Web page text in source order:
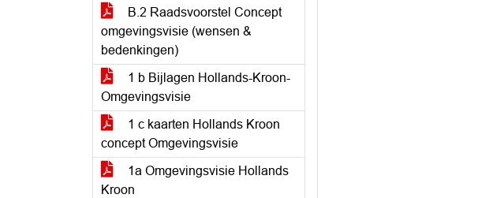
B.2 Raadsvoorstel Concept
omgevingsvisie (wensen &
bedenkingen)
1 b Bijlagen Hollands-Kroon-
Omgevingsvisie
1 c kaarten Hollands Kroon
concept Omgevingsvisie
1a Omgevingsvisie Hollands
Kroon